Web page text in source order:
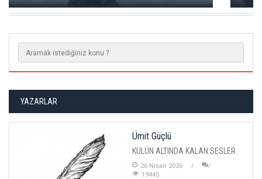
YAZARLAR
Ümit Güçlü
KÜLÜN ALTINDA KALAN SESLER
26 Nisan 2026
19445